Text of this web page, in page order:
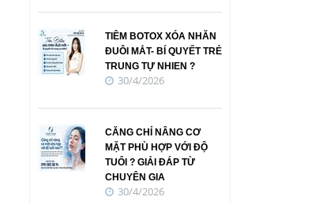
TIÊM BOTOX XÓA NHĂN
ĐUÔI MẮT- BÍ QUYẾT TRẺ
TRUNG TỰ NHIEN ?
30/4/2026
CĂNG CHỈ NÂNG CƠ
MẶT PHÙ HỢP VỚI ĐỘ
TUỔI ? GIẢI ĐÁP TỪ
CHUYÊN GIA
30/4/2026